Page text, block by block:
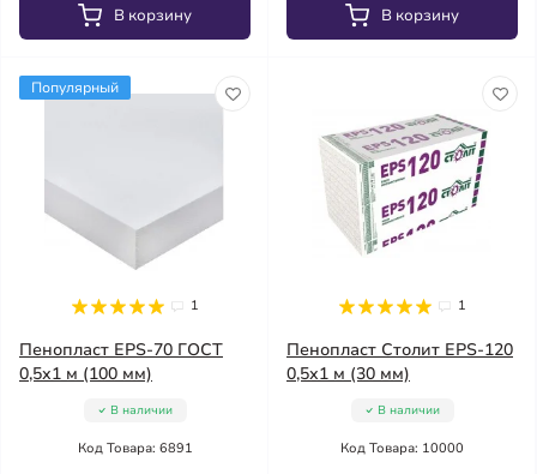
В корзину В корзину
Популярный
1
Пенопласт EPS-70 ГОСТ
0,5х1 м (100 мм)
В наличии
Код Товара: 6891
1
Пенопласт Столит EPS-120
0,5х1 м (30 мм)
В наличии
Код Товара: 10000